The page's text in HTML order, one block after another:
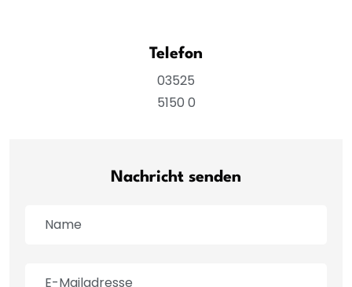
Telefon
03525
5150 0
Nachricht senden